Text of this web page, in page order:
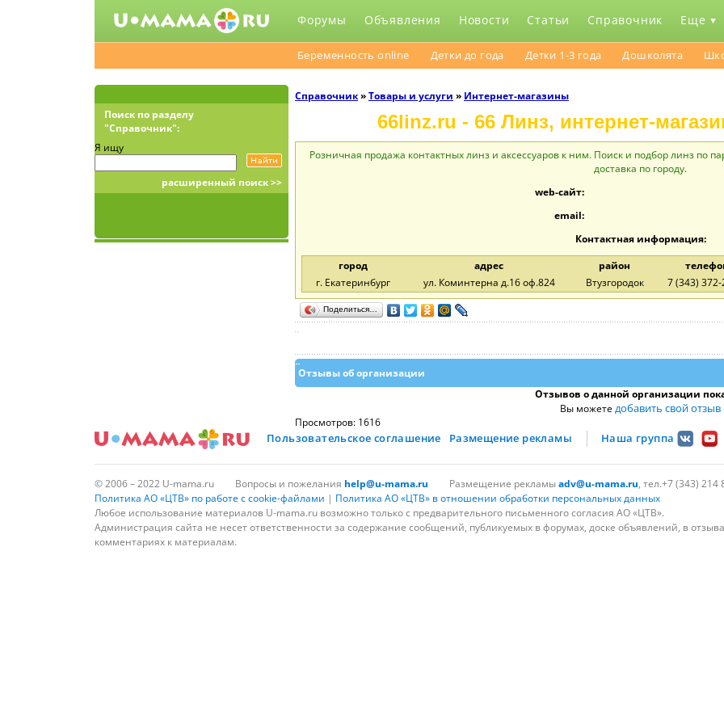
Форумы Объявления Новости Статьи Справочник Еще
Беременность online Детки до года Детки 1-3 года Дошколята
Поиск по разделу
"Справочник":
Я ищу
расширенный поиск >>
Справочник»Товары и услуги » Интернет-магазины
66linz.ru - 66 Линз, интернет-
Розничная продажа контактных линз и аксессуаров к ним. Поиск и подбор линз по
доставка по городу.
web-сайт:
email:
Контактная информация:
город
адрес район
г. Екатеринбург
ул. Коминтерна д.16 оф.824 Втузгородок 7 (343)
Поделиться…
Отзывы об организации
Отзывов о данной организации
Вы можетедобавить свой отзыв
Просмотров: 1616
Пользовательское соглашение Размещение рекламы Наша группа
© 2006 – 2022 U-mama.ru Вопросы и пожелания help@u-mama.ru Размещение рекламыadv@u-mama.ru, тел.+7 (343) 214
Политика АО «ЦТВ» по работе с cookie-файлами | Политика АО «ЦТВ» в отношении обработки персональных данных
Любое использование материалов U-mama.ru возможно только с предварительного письменного согласия АО «ЦТВ».
Администрация сайта не несет ответственности за содержание сообщений, публикуемых в форумах, доске объявлений, в
комментариях к материалам.